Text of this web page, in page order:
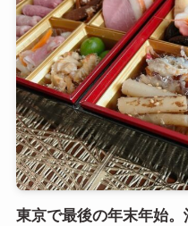
東京で最後の年末年始